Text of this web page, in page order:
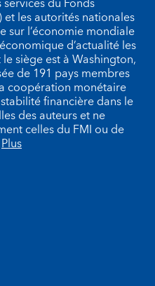
les autorités nationales
sur l’économie mondiale
d’actualité les
siège est à Washington,
de 191 pays membres
coopération monétaire
financière dans le
des auteurs et ne
celles du FMI ou de
Plus